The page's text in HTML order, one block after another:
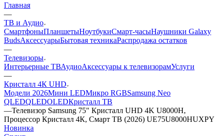
Главная
—
ТВ и Аудио
СмартфоныПланшетыНоутбукиСмарт-часыНаушники Galaxy
BudsАксессуарыБытовая техникаРаспродажа остатков
—
Телевизоры
Интерьерные ТВАудиоАксессуары к телевизорамУслуги
—
Кристалл 4К UHD
Модели 2026Мини LEDМикро RGBSamsung Neo
QLEDQLEDOLEDКристалл ТВ
—Телевизор Samsung 75" Кристалл UHD 4K U8000H,
Процессор Кристалл 4К, Cмарт ТВ (2026) UE75U8000HUXPY
Новинка